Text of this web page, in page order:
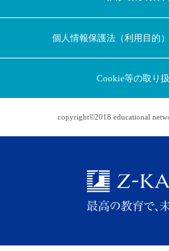
アプリに切り替え
アプリ限定のコラ
個人情報保護法（利用目的
Cookie等の取り
copyright©2018 educational